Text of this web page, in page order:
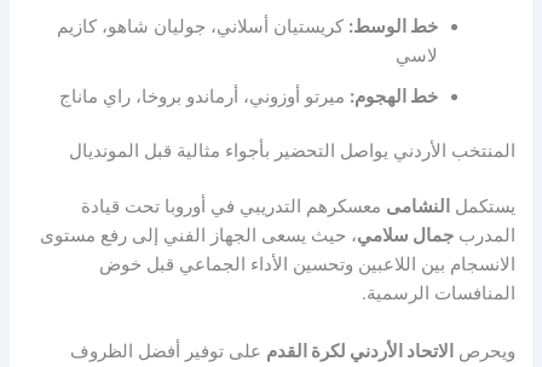
خط الوسط: كريستيان أسلاني، جوليان شاهو، كازيم
لاسي
خط الهجوم: ميرتو أوزوني، أرماندو بروخا، راي ماناج
المنتخب الأردني يواصل التحضير بأجواء مثالية قبل المونديال
يستكمل النشامى معسكرهم التدريبي في أوروبا تحت قيادة
المدربجمال سلامي، حيث يسعى الجهاز الفني إلى رفع مستوى
الانسجام بين اللاعبين وتحسين الأداء الجماعي قبل خوض
المنافسات الرسمية.
ويحرص الاتحاد الأردني لكرة القدم على توفير أفضل الظروف